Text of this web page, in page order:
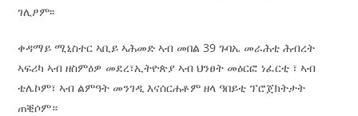
ገሊፆም፡፡
ቀዳማይ ሚኒስተር ኣቢይ ኣሕመድ ኣብ መበል 39 ጉባኤ መራሕቲ ሕብረት
ኣፍሪካ ኣብ ዘስምዕዎ መደረ፣ኢትዮጵያ ኣብ ህንፀት መዕርፎ ነፈርቲ ፣ ኣብ
ቴሌኮም፣ ኣብ ልምዓት መንገዲ እናሰርሐቶም ዘላ ዓበይቲ ፕሮጀክትታት
ጠቒሶም።